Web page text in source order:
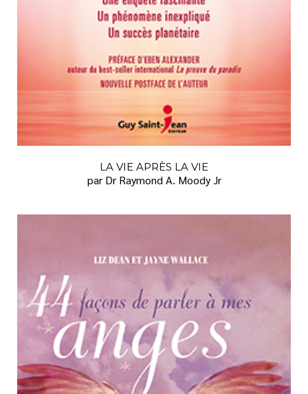
LA VIE APRÈS LA VIE
par Dr Raymond A. Moody Jr